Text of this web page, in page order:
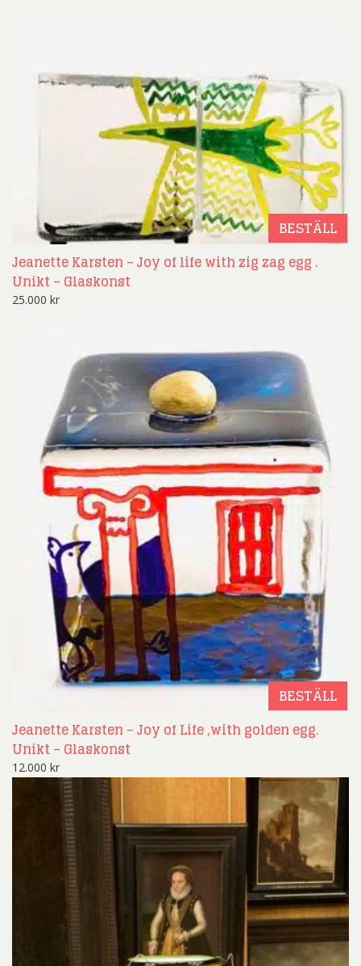
BESTÄLL
Jeanette Karsten – Joy of life with zig zag egg .
Unikt – Glaskonst
25.000 kr
BESTÄLL
Jeanette Karsten – Joy of Life ,with golden egg.
Unikt – Glaskonst
12.000 kr